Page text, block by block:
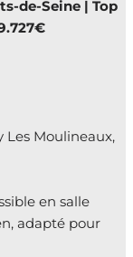
de-Seine | Top
Les Moulineaux,
en salle
adapté pour